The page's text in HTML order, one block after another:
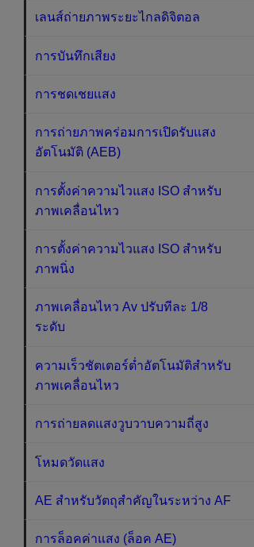
เลนส์ถ่ายภาพระยะไกลดิจิตอล
การบันทึกเสียง
การชดเชยแสง
การถ่ายภาพคร่อมการเปิดรับแสง
อัตโนมัติ (AEB)
การตั้งค่าความไวแสง ISO สำหรับ
ภาพเคลื่อนไหว
การตั้งค่าความไวแสง ISO สำหรับ
ภาพนิ่ง
ภาพเคลื่อนไหว Av ปรับทีละ 1/8
ระดับ
ความเร็วชัตเตอร์ต่ำอัตโนมัติสำหรับ
ภาพเคลื่อนไหว
การถ่ายลดแสงวูบวาบความถี่สูง
โหมดวัดแสง
AE สำหรับวัตถุสำคัญในระหว่าง AF
การล็อคค่าแสง (ล็อค AE)